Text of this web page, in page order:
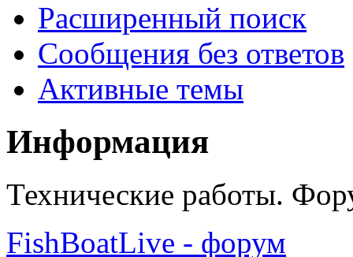
Расширенный поиск
Сообщения без ответов
Активные темы
Информация
Технические работы.
FishBoatLive - форум